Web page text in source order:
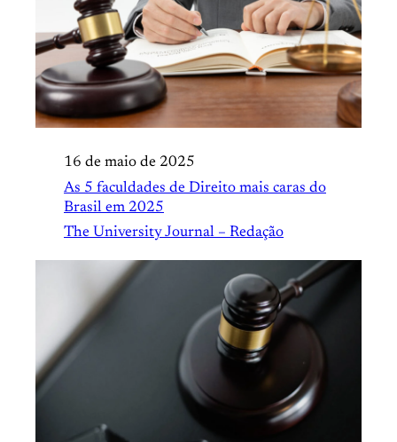
16 de maio de 2025
As 5 faculdades de Direito mais caras do
Brasil em 2025
The University Journal – Redação